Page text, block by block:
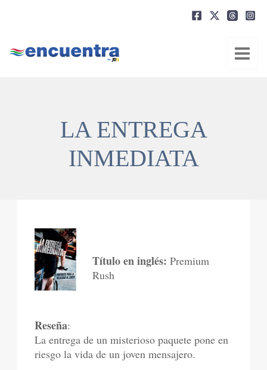
LA ENTREGA
INMEDIATA
Título en inglés: Premium
Rush
Reseña:
La entrega de un misterioso paquete pone en
riesgo la vida de un joven mensajero.